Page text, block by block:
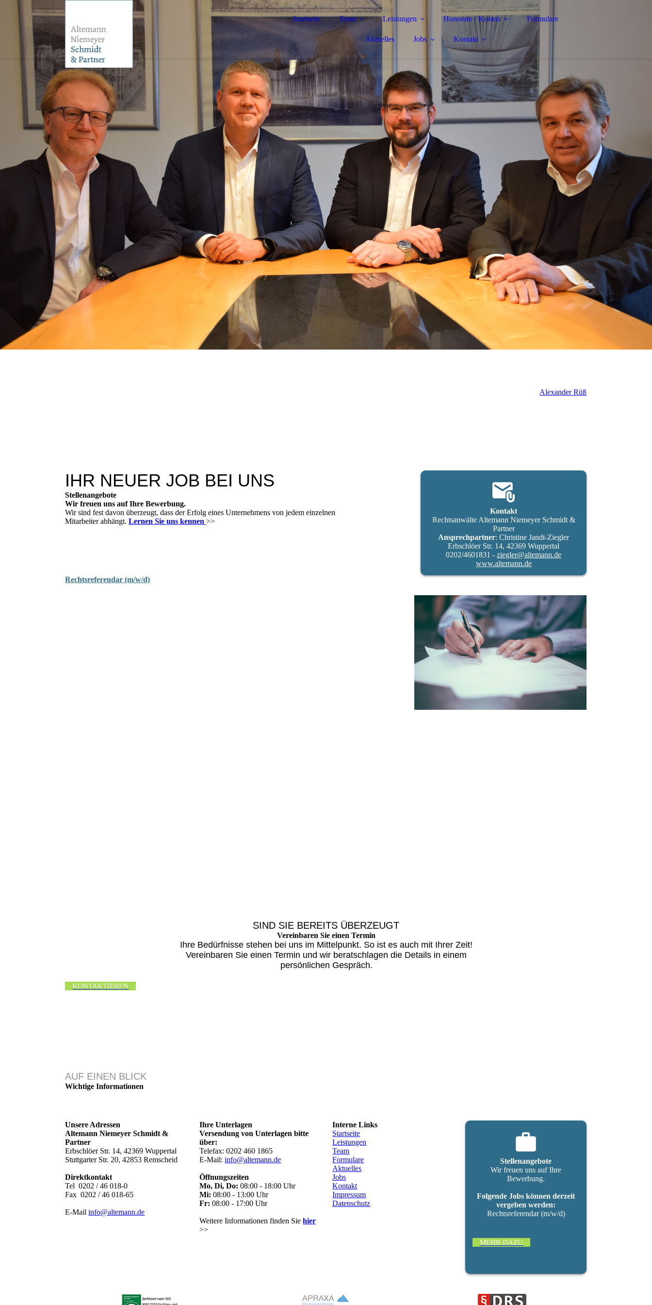
Startseite Team Leistungen Honorare / Kosten Formulare
Aktuelles Jobs Kontakt
Alexander Rüß
IHR NEUER JOB BEI UNS
Stellen­angebote
Wir freuen uns auf Ihre Bewerbung.
Wir sind fest davon überzeugt, dass der Erfolg eines Unternehmens von jedem einzelnen
Mitarbeiter abhängt.Lernen Sie uns kennen>>
Kontakt
Rechtsanwälte Altemann Niemeyer Schmidt &
Partner
Ansprechpartner: Christine Jandt-Ziegler
Erbschlöer Str. 14, 42369 Wuppertal
0202/4601831 -ziegler@altemann.de
www.altemann.de
Rechtsreferendar (m/w/d)
SIND SIE BEREITS ÜBERZEUGT
Vereinbaren Sie einen Termin
Ihre Bedürfnisse stehen bei uns im Mittelpunkt. So ist es auch mit Ihrer Zeit!
Vereinbaren Sie einen Termin und wir beratschlagen die Details in einem
persönlichen Gespräch.
KONTAKTIEREN
AUF EINEN BLICK
Wichtige Informationen
Unsere Adressen
Altemann Niemeyer Schmidt &
Partner
Erbschlöer Str. 14, 42369 Wuppertal
Stuttgarter Str. 20, 42853 Remscheid
Direktkontakt
Tel 0202 / 46 018-0
Fax 0202 / 46 018-65
E-Mailinfo@altemann.de
Ihre Unterlagen
Versendung von Unterlagen bitte
über:
Telefax: 0202 460 1865
E-Mail:info@altemann.de
Öffnungszeiten
Mo, Di, Do:08:00 - 18:00 Uhr
Mi:08:00 - 13:00 Uhr
Fr: 08:00 - 17:00 Uhr
Weitere Informationen finden Siehier
>>
Interne Links
Startseite
Leistungen
Team
Formulare
Aktuelles
Jobs
Kontakt
Impressum
Datenschutz
Stellenangebote
Wir freuen uns auf Ihre
Bewerbung.
Folgende Jobs können derzeit
vergeben werden:
Rechtsreferendar (m/w/d)
MEHR DAZU